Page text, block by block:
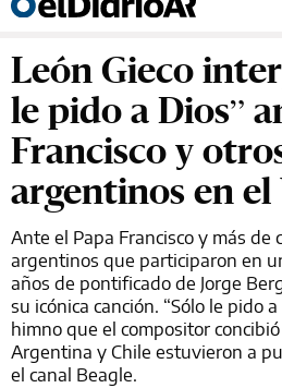
León Gieco
le pido a Dios”
Francisco y
argentinos en
Ante el Papa Francisco y más de
argentinos que participaron en
años de pontificado de Jorge
su icónica canción. “Sólo le pido
himno que el compositor
Argentina y Chile estuvieron a
el canal Beagle.